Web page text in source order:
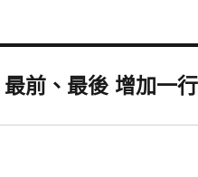
前、最後 增加一